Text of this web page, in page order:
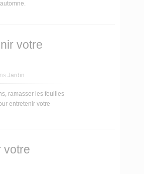
votre
Jardin
ramasser les feuilles
entretenir votre
votre